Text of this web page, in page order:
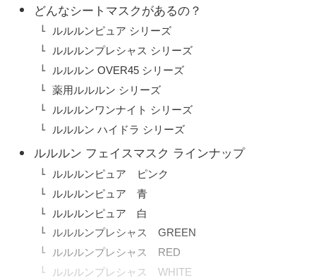
どんなシートマスクがあるの？
ルルルンピュア シリーズ
ルルルンプレシャス シリーズ
ルルルン OVER45 シリーズ
薬用ルルルン シリーズ
ルルルンワンナイト シリーズ
ルルルン ハイドラ シリーズ
ルルルン フェイスマスク ラインナップ
ルルルンピュア ピンク
ルルルンピュア 青
ルルルンピュア 白
ルルルンプレシャス GREEN
ルルルンプレシャス RED
ルルルンプレシャス WHITE